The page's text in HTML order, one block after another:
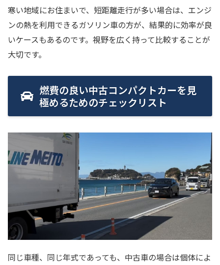
寒い地域にお住まいで、短距離走行が多い場合は、エンジ
ンの熱を利用できるガソリン車の方が、結果的に効率が良
いケースもあるのです。視野を広く持って比較することが
大切です。
燃費の良い中古コンパクトカーを見
極めるためのチェックリスト
同じ車種、同じ年式であっても、中古車の場合は個体によ